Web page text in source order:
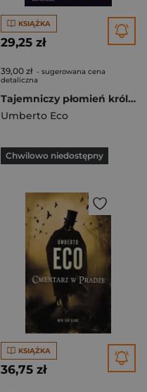
KSIĄŻKA
29,25 zł
39,00 zł - sugerowana cena
detaliczna
Tajemniczy płomień królowej loany
Umberto Eco
Chwilowo niedostępny
KSIĄŻKA
36,75 zł